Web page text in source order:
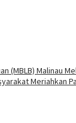
(MBLB) Malinau
Meriahkan